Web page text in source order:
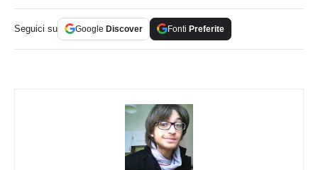
Seguici su Google Discover Fonti Preferite